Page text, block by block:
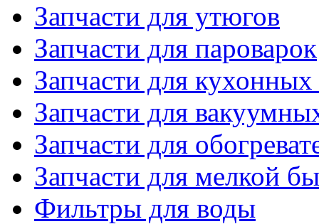
Запчасти для утюгов
Запчасти для пароварок
Запчасти для
Запчасти для
Запчасти для
Запчасти для мелкой
Фильтры для воды